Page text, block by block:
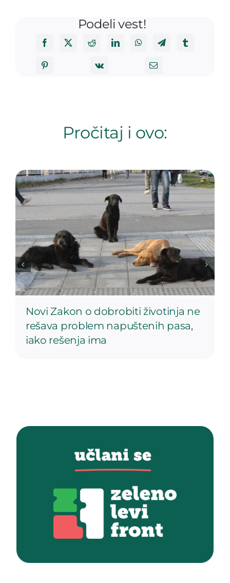
Podeli vest!
Pročitaj i ovo:
Novi Zakon o dobrobiti životinja ne
rešava problem napuštenih pasa,
iako rešenja ima